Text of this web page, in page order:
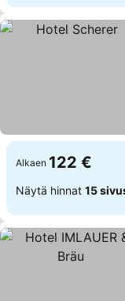
Alkaen 122 €
Näytä hinnat 15